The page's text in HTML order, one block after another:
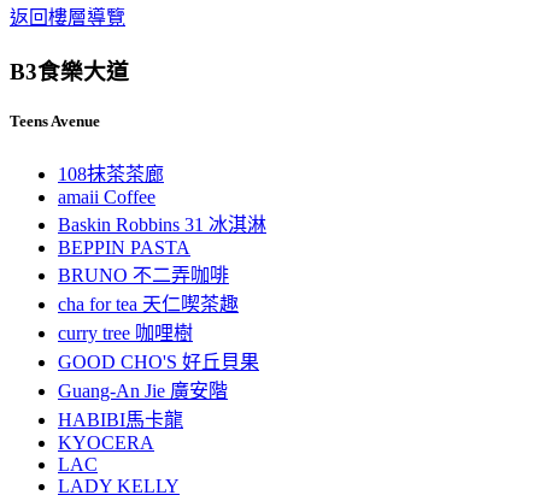
返回樓層導覽
B3食樂大道
Teens Avenue
108抹茶茶廊
amaii Coffee
Baskin Robbins 31 冰淇淋
BEPPIN PASTA
BRUNO 不二弄咖啡
cha for tea 天仁喫茶趣
curry tree 咖哩樹
GOOD CHO'S 好丘貝果
Guang-An Jie 廣安階
HABIBI馬卡龍
KYOCERA
LAC
LADY KELLY